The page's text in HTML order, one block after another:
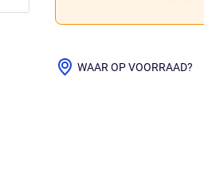
WAAR OP VOORRAAD?